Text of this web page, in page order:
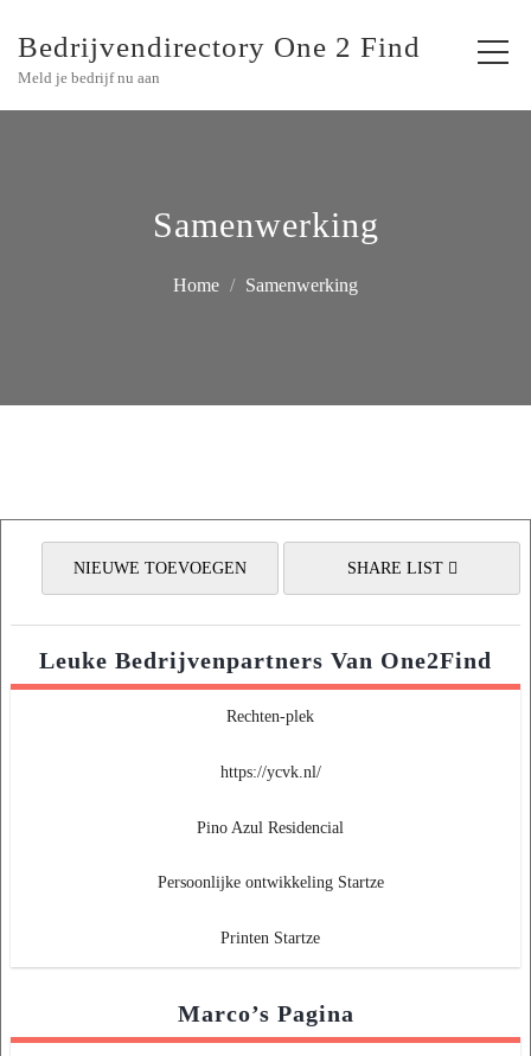
Bedrijvendirectory One 2 Find
Meld je bedrijf nu aan
Samenwerking
Home Samenwerking
NIEUWE TOEVOEGEN SHARE LIST
Leuke Bedrijvenpartners Van One2Find
Rechten-plek
https://ycvk.nl/
Pino Azul Residencial
Persoonlijke ontwikkeling Startze
Printen Startze
Marco’s Pagina